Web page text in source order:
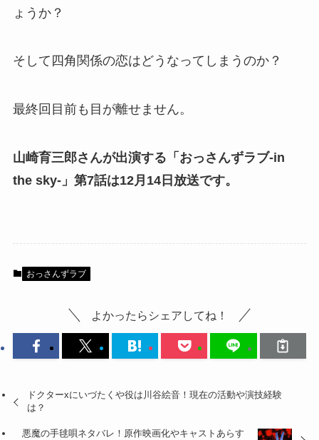
ょうか？
そして四角関係の恋はどうなってしまうのか？
最終回目前も目が離せません。
山崎育三郎さんが出演する「おっさんずラブ-in
the sky-」第7話は12月14日放送です。
おっさんずラブ
よかったらシェアしてね！
ドクターxにいづたくや役は川谷絵音！現在の活動や演技経験
は？
悪魔の手毬唄ネタバレ！原作映画化やキャストあらす